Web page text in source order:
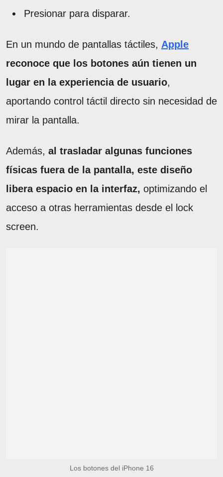
Presionar para disparar.
En un mundo de pantallas táctiles, Apple
reconoce que los botones aún tienen un
lugar en la experiencia de usuario,
aportando control táctil directo sin necesidad de
mirar la pantalla.
Además, al trasladar algunas funciones
físicas fuera de la pantalla, este diseño
libera espacio en la interfaz, optimizando el
acceso a otras herramientas desde el lock
screen.
Los botones del iPhone 16